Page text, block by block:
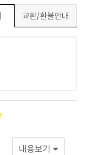
교환/환불안내
내용보기